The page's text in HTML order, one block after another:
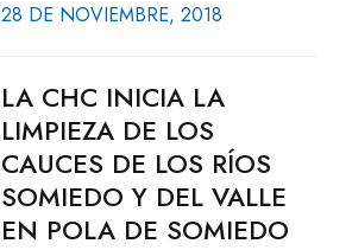
28 DE NOVIEMBRE, 2018
LA CHC INICIA LA
LIMPIEZA DE LOS
CAUCES DE LOS RÍOS
SOMIEDO Y DEL VALLE
EN POLA DE SOMIEDO